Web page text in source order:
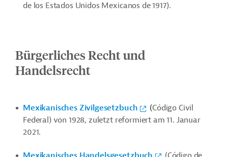
de los Estados Unidos Mexicanos de 1917).
Bürgerliches Recht und
Handelsrecht
Mexikanisches Zivilgesetzbuch (Código Civil
Federal) von 1928, zuletzt reformiert am 11. Januar
2021.